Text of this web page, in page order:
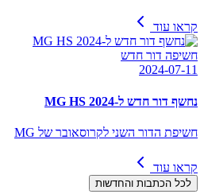
קראו עוד
חשיפה דור חדש
2024-07-11
נחשף דור חדש ל-MG HS 2024
חשיפת הדור השני לקרוסאובר של MG
קראו עוד
לכל הכתבות והחדשות